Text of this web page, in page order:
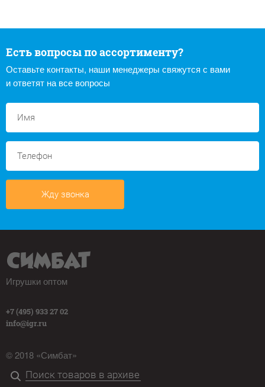
Есть вопросы по ассортименту?
Оставьте контакты, наши менеджеры свяжутся с вами
и ответят на все вопросы
Жду звонка
Игрушки оптом
+7 (495) 933 27 02
info@igr.ru
© 2018 «Симбат»